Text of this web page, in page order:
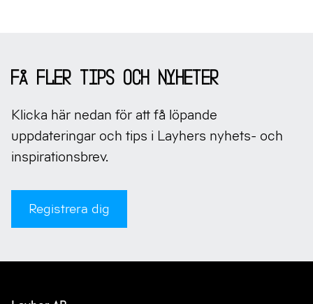
Få fler tips och nyheter
Klicka här nedan för att få löpande
uppdateringar och tips i Layhers nyhets- och
inspirationsbrev.
Registrera dig